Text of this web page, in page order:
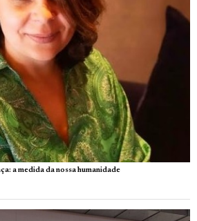
a medida da nossa humanidade